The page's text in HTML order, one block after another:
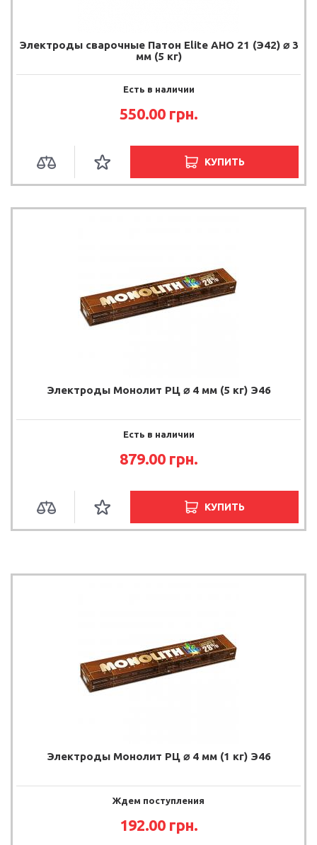
Электроды сварочные Патон Elite АНО 21 (Э42) ⌀ 3
мм (5 кг)
Есть в наличии
550.00 грн.
КУПИТЬ
Электроды Монолит РЦ ⌀ 4 мм (5 кг) Э46
Есть в наличии
879.00 грн.
КУПИТЬ
Электроды Монолит РЦ ⌀ 4 мм (1 кг) Э46
Ждем поступления
192.00 грн.